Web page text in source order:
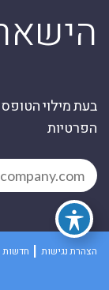
בעת מילוי
הפרטיות
חדשות הצהרת נגישות